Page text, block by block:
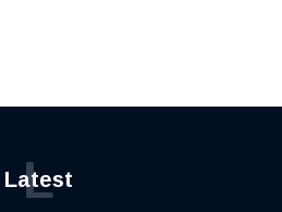
Latest
L